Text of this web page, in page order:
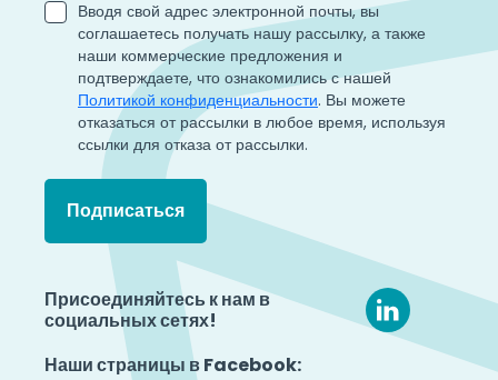
Вводя свой адрес электронной почты, вы
соглашаетесь получать нашу рассылку, а также
наши коммерческие предложения и
подтверждаете, что ознакомились с нашей
Политикой конфиденциальности. Вы можете
отказаться от рассылки в любое время, используя
ссылки для отказа от рассылки.
Присоединяйтесь к нам в
социальных сетях!
Наши страницы в Facebook: